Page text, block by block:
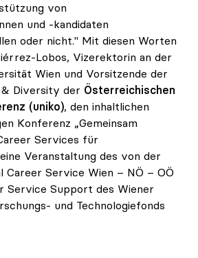
von
und -kandidaten
oder nicht." Mit diesen Worten
Lobos, Vizerektorin an der
Wien und Vorsitzende der
& Diversity der Österreichischen
(uniko), den inhaltlichen
Konferenz „Gemeinsam
Services für
Veranstaltung des von der
Career Service Wien – NÖ – OÖ
Service Support des Wiener
und Technologiefonds
Service für